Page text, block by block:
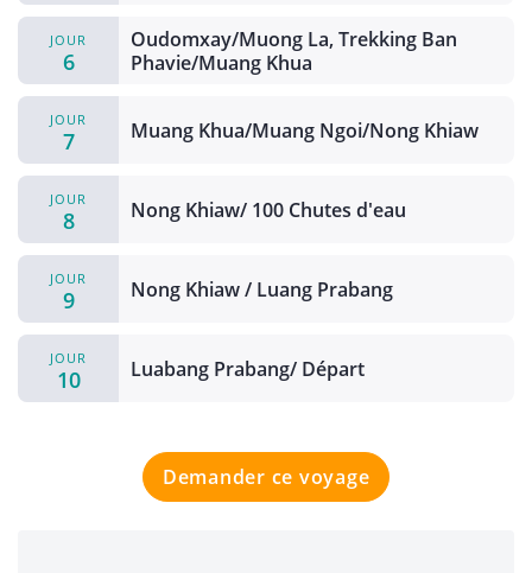
JOUR
6
Oudomxay/Muong La, Trekking Ban
Phavie/Muang Khua
JOUR
7 Muang Khua/Muang Ngoi/Nong Khiaw
JOUR
8 Nong Khiaw/ 100 Chutes d'eau
JOUR
9 Nong Khiaw / Luang Prabang
JOUR
10 Luabang Prabang/ Départ
Demander ce voyage